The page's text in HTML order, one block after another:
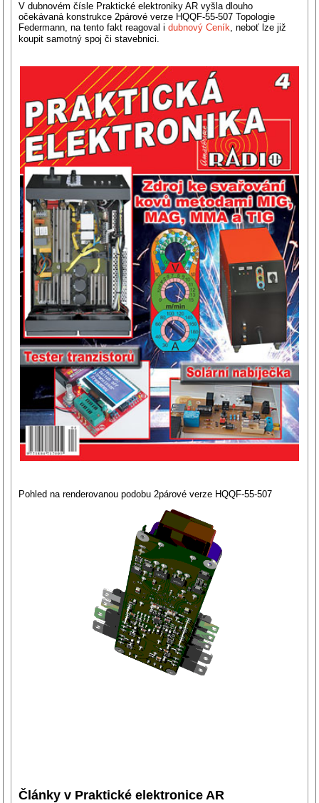
V dubnovém čísle Praktické elektroniky AR vyšla dlouho
očekávaná konstrukce 2párové verze HQQF-55-507 Topologie
Federmann, na tento fakt reagoval idubnový Ceník, neboť lze již
koupit samotný spoj či stavebnici.
Pohled na renderovanou podobu 2párové verze HQQF-55-507
Články v Praktické elektronice AR